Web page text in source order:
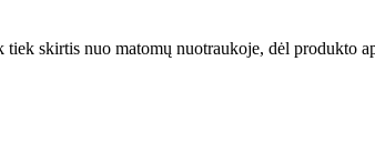
skirtis nuo matomų nuotraukoje, dėl